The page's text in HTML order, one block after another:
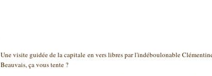
Une visite guidée de la capitale en vers libres par l'indéboulonable
Beauvais, ça vous tente ?